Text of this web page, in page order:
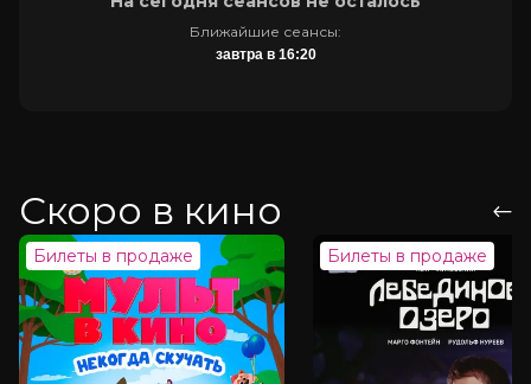
Ближайшие сеансы:
завтра в 16:20
Скоро в кино
Билеты в продаже Билеты в продаже